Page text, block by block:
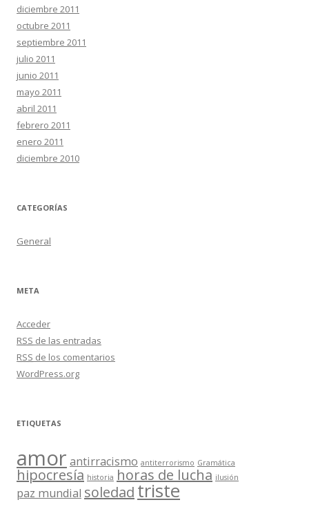
diciembre 2011
octubre 2011
septiembre 2011
julio 2011
junio 2011
mayo 2011
abril 2011
febrero 2011
enero 2011
diciembre 2010
CATEGORÍAS
General
META
Acceder
RSS de las entradas
RSS de los comentarios
WordPress.org
ETIQUETAS
amor antirracismo antiterrorismo Gramática
hipocresía historia horas de lucha ilusión
paz mundial soledad triste